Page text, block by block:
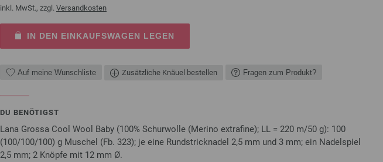
inkl. MwSt., zzgl. Versandkosten
IN DEN EINKAUFSWAGEN LEGEN
Auf meine Wunschliste Zusätzliche Knäuel bestellen Fragen zum Produkt?
DU BENÖTIGST
Lana Grossa Cool Wool Baby (100% Schurwolle (Merino extrafine); LL = 220 m/50 g): 100
(100/100/100) g Muschel (Fb. 323); je eine Rundstricknadel 2,5 mm und 3 mm; ein Nadelspiel
2,5 mm; 2 Knöpfe mit 12 mm Ø.